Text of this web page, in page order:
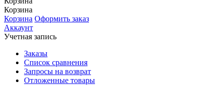
Корзина
Корзина Оформить заказ
Аккаунт
Учетная запись
Заказы
Список сравнения
Запросы на возврат
Отложенные товары